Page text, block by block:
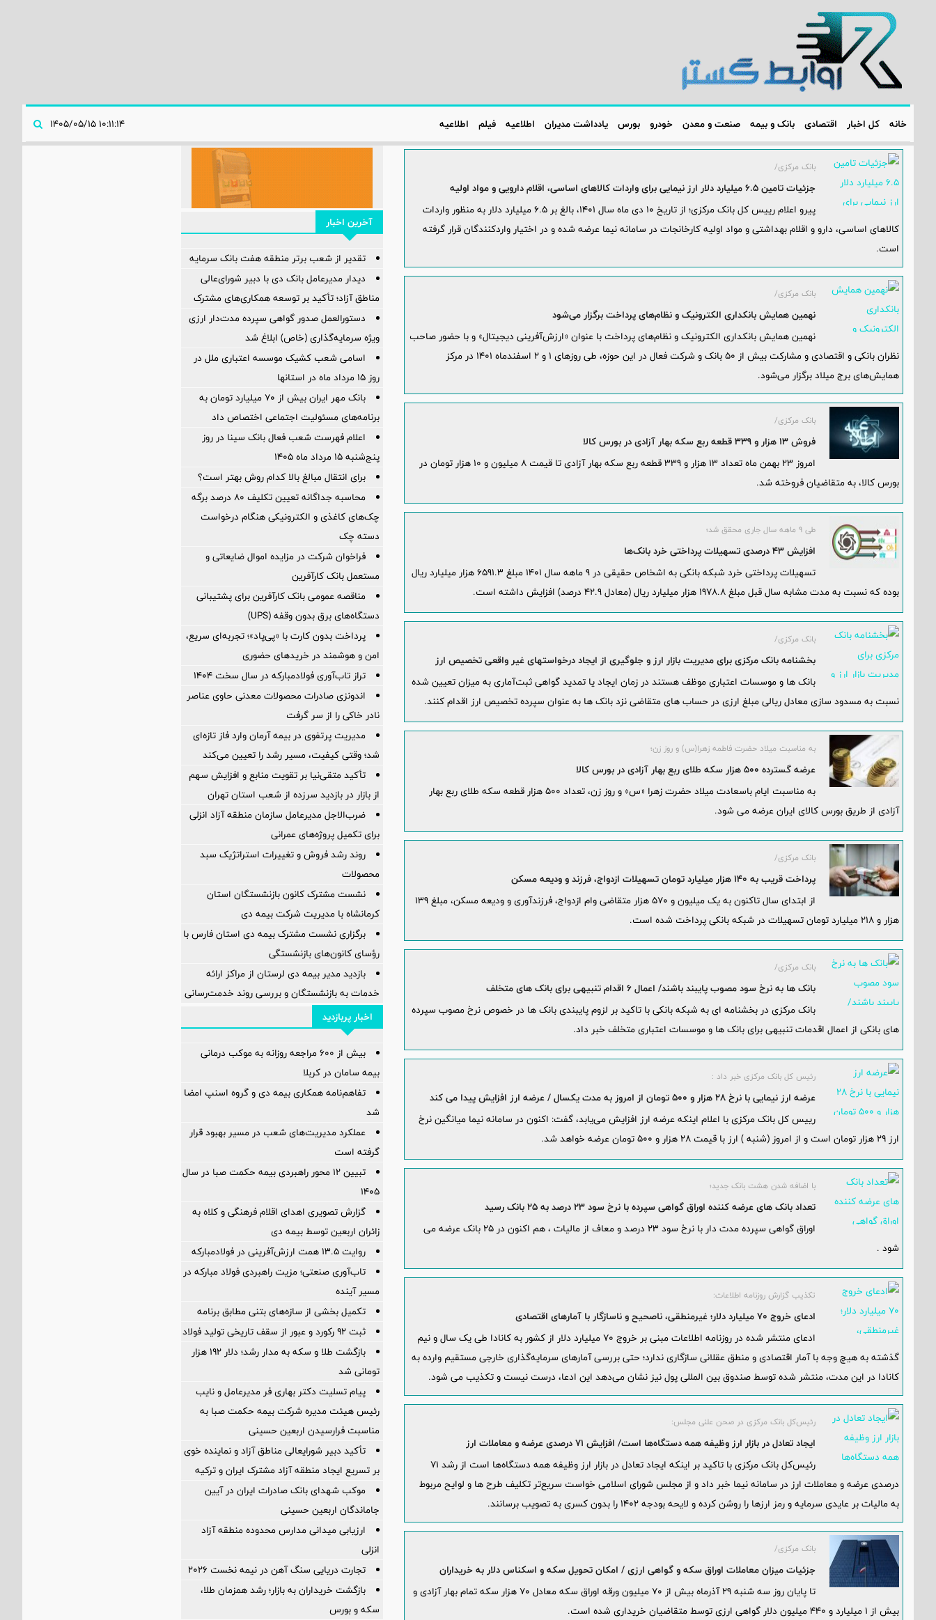
خانه کل اخبار اقتصادی بانک و بیمه صنعت و معدن خودرو بورس یادداشت مدیران اطلاعیه‌ فیلم اطلاعیه‌
بانک مرکزی/
جزئیات تامین 6.5 میلیارد دلار ارز نیمایی برای واردات کالاهای اساسی، اقلام دارویی و مواد اولیه
پیرو اعلام رییس کل بانک مرکزی؛ از تاریخ 10 دی ماه سال 1401، بالغ بر 6.5 میلیارد دلار به منظور واردات
کالاهای اساسی، دارو و اقلام بهداشتی و مواد اولیه کارخانجات در سامانه نیما عرضه شده و در اختیار واردکنندگان قرار گرفته
است.
بانک مرکزی/
نهمین همایش بانکداری الکترونیک و نظام‌های پرداخت برگزار می‌شود
نهمین همایش بانکداری الکترونیک و نظام‌های پرداخت با عنوان «ارزش‌آفرینی دیجیتال» و با حضور صاحب
نظران بانکی و اقتصادی و مشارکت بیش از 50 بانک و شرکت فعال در این حوزه، طی روزهای 1 و 2 اسفندماه 1401 در مرکز
همایش‌های برج میلاد برگزار می‌شود.
بانک مرکزی/
فروش 13 هزار و 339 قطعه ربع سکه بهار آزادی در بورس کالا
امروز 23 بهمن ماه تعداد 13 هزار و 339 قطعه ربع سکه بهار آزادی تا قیمت 8 میلیون و 10 هزار تومان در
بورس کالا، به متقاضیان فروخته شد.
طی 9 ماهه سال جاری محقق شد؛
افزایش 43 درصدی تسهیلات پرداختی خرد بانک‌ها
تسهیلات پرداختی خرد شبکه بانکی به اشخاص حقیقی در 9 ماهه سال 1401 مبلغ 6591.3 هزار میلیارد ریال
بوده که نسبت به مدت مشابه سال قبل مبلغ 1978.8 هزار میلیارد ریال (معادل 42.9 درصد) افزایش داشته است.
بانک مرکزی/
بخشنامه بانک مركزی برای مديريت بازار ارز و جلوگيری از ايجاد درخواست‎های غير واقعی تخصيص ارز
بانک ها و موسسات اعتباری موظف هستند در زمان ایجاد یا تمدید گواهی ثبت‌آماری به میزان تعیین شده
نسبت به مسدود سازی معادل ریالی مبلغ ارزی در حساب های متقاضی نزد بانک ها به عنوان سپرده تخصیص ارز اقدام کنند.
به مناسبت میلاد حضرت فاطمه زهرا(س) و روز زن؛
عرضه گسترده 500 هزار سکه طلای ربع بهار آزادی در بورس کالا
به مناسبت ایام باسعادت میلاد حضرت زهرا «س» و روز زن، تعداد 500 هزار قطعه سکه طلای ربع بهار
آزادی از طریق بورس کالای ایران عرضه می شود.
بانک مرکزی/
پرداخت قریب به 140 هزار میلیارد تومان تسهیلات ازدواج، فرزند و ودیعه مسکن
از ابتدای سال تاکنون به یک میلیون و ۵۷۰ هزار متقاضی وام ازدواج، فرزندآوری و ودیعه مسکن، مبلغ ۱۳9
هزار و 218 میلیارد تومان تسهیلات در شبکه بانکی پرداخت شده است.
بانک مرکزی/
بانک ها به نرخ سود مصوب پایبند باشند/ اعمال 6 اقدام تنبیهی برای بانک های متخلف
بانک مرکزی در بخشنامه ای به شبکه بانکی با تاکید بر لزوم پایبندی بانک ها در خصوص نرخ مصوب سپرده
های بانکی از اعمال اقدمات تنبیهی برای بانک ها و موسسات اعتباری متخلف خبر داد.
رئیس کل بانک مرکزی خبر داد :‌
عرضه ارز نیمایی با نرخ ۲۸ هزار و ۵۰۰ تومان از امروز به مدت یکسال / عرضه ارز افزایش پیدا می کند
رییس کل بانک مرکزی با اعلام اینکه عرضه ارز افزایش می‌یابد، گفت: اکنون در سامانه نیما میانگین نرخ
ارز ۲۹ هزار تومان است و از امروز (شنبه )‌ ارز با قیمت ۲۸ هزار و ۵۰۰ تومان عرضه خواهد شد.
با اضافه شدن هشت بانک جدید؛
تعداد بانک های عرضه کننده اوراق گواهی سپرده با نرخ سود ۲۳ درصد به ۲۵ بانک رسید
اوراق گواهی سپرده مدت دار با نرخ سود ۲۳ درصد و معاف از مالیات ، هم اکنون در ۲۵ بانک عرضه می
شود .
تکذیب گزارش روزنامه اطلاعات:
ادعای خروج ۷۰ میلیارد دلار؛ غیرمنطقی، ناصحیح و ناسازگار با آمارهای اقتصادی
ادعای منتشر شده در ‎روزنامه اطلاعات مبنی بر خروج ۷۰ میلیارد دلار از کشور به کانادا طی یک سال و نیم
گذشته به هیچ وجه با آمار اقتصادی و منطق عقلانی سازگاری ندارد؛ حتی بررسی آمارهای سرمایه‌گذاری خارجی مستقیم وارده به
کانادا در این مدت، منتشر شده توسط صندوق بین المللی پول نیز نشان می‌دهد این ادعا، درست نیست و تکذیب می شود.
رئیس‌کل بانک مرکزی در صحن علنی مجلس:
ایجاد تعادل در بازار ارز وظیفه همه دستگاه‌ها است/ افزایش ۷۱ درصدی عرضه و معاملات ارز
رئیس‌کل بانک مرکزی با تاکید بر اینکه ایجاد تعادل در بازار ارز وظیفه همه دستگاه‌ها است از رشد ۷۱
درصدی عرضه و معاملات ارز در سامانه نیما خبر داد و از مجلس شورای اسلامی خواست سریع‌تر تکلیف طرح ها و لوایح مربوط
به مالیات بر عایدی سرمایه و رمز ارزها را روشن کرده و لایحه بودجه 1402 را بدون کسری به تصویب برسانند.
بانک مرکزی/
جزئیات میزان معاملات اوراق سکه و گواهی ارزی / امکان تحویل سکه و اسکناس دلار به خریداران
تا پایان روز سه شنبه 29 آذرماه بیش از 70 میلیون ورقه اوراق سکه معادل 70 هزار سکه تمام بهار آزادی و
بیش از 1 میلیارد و 440 میلیون دلار گواهی ارزی توسط متقاضیان خریداری شده است.
آخرین اخبار
تقدیر از شعب برتر منطقه هفت بانک سرمایه
دیدار مدیرعامل بانک دی با دبیر شورای‌عالی
مناطق آزاد؛ تأکید بر توسعه همکاری‌های مشترک
دستورالعمل صدور گواهی سپرده مدت‌دار ارزی
ویژه سرمایه‌گذاری (خاص) ابلاغ شد
اسامی شعب کشیک موسسه اعتباری ملل در
روز 15 مرداد ماه در استانها
بانک مهر ایران بیش از ۷۰ میلیارد تومان به
برنامه‌های مسئولیت اجتماعی اختصاص داد
اعلام فهرست شعب فعال بانک سینا در روز
پنج‌شنبه 15 مرداد ماه 1405
برای انتقال مبالغ بالا کدام روش بهتر است؟
محاسبه جداگانه تعیین تکلیف 80 درصد برگه
چک‌های کاغذی و الکترونیکی هنگام درخواست
دسته چک
فراخوان شرکت در مزایده اموال ضایعاتی و
مستعمل بانک کارآفرین
مناقصه عمومی بانک کارآفرین برای پشتیبانی
دستگاه‌های برق بدون وقفه (UPS)
پرداخت بدون کارت با «پی‌پاد»؛ تجربه‌ای سریع،
امن و هوشمند در خریدهای حضوری
تراز تاب‌آوری فولادمبارکه در سال سخت ۱۴۰۴
اندونزی صادرات محصولات معدنی حاوی عناصر
نادر خاکی را از سر گرفت
مدیریت پرتفوی در بیمه آرمان وارد فاز تازه‌ای
شد؛ وقتی کیفیت، مسیر رشد را تعیین می‌کند
تأکید متقی‌نیا بر تقویت منابع و افزایش سهم
از بازار در بازدید سرزده از شعب استان تهران
ضرب‌الاجل مدیرعامل سازمان منطقه آزاد انزلی
برای تكمیل پروژه‌های عمرانی
روند رشد فروش و تغییرات استراتژیک سبد
محصولات
نشست مشترک کانون بازنشستگان استان
کرمانشاه با مدیریت شرکت بیمه دی
برگزاری نشست مشترک بیمه دی استان فارس با
رؤسای کانون‌های بازنشستگی
بازدید مدیر بیمه دی لرستان از مراکز ارائه
خدمات به بازنشستگان و بررسی روند خدمت‌رسانی
اخبار پربازدید
بیش از ۶۰۰ مراجعه روزانه به موکب درمانی
بیمه سامان در کربلا
تفاهم‌نامه همکاری بیمه دی و گروه اسنپ امضا
شد
عملکرد مدیریت‌های شعب در مسیر بهبود قرار
گرفته است
️تبیین ۱۲ محور راهبردی بیمه حکمت صبا در سال
۱۴۰۵
گزارش تصویری اهدای اقلام فرهنگی و کلاه به
زائران اربعین توسط بیمه دی
روایت ۱۳.۵ همت ارزش‌آفرینی در فولادمبارکه
تاب‌آوری صنعتی؛ مزیت راهبردی فولاد مبارکه در
مسیر آینده
تکمیل بخشی از سازه‌های بتنی مطابق برنامه
ثبت ۹۲ رکورد و عبور از سقف تاریخی تولید فولاد
بازگشت طلا و سکه به مدار رشد؛ دلار ۱۹۲ هزار
تومانی شد
پیام تسلیت دکتر بهاری فر مدیرعامل و نایب
رئیس هیئت مدیره شرکت بیمه حکمت صبا به
مناسبت فرارسیدن اربعین حسینی
تأکید دبیر شورایعالی مناطق آزاد و نماینده خوی
بر تسریع ایجاد منطقه آزاد مشترک ایران و ترکیه
موکب شهدای بانک صادرات ایران در آیین
جاماندگان اربعین حسینی
ارزیابی میدانی مدارس محدوده منطقه آزاد
انزلی
تجارت دریایی سنگ آهن در نیمه نخست ۲۰۲۶
بازگشت خریداران به بازار؛ رشد همزمان طلا،
سکه و بورس